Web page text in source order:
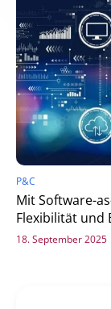
P&C
Mit Software-
Flexibilität und
18. September 2025